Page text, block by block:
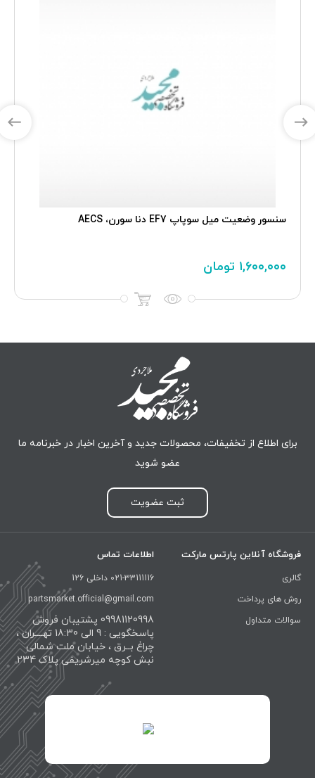
سنسور وضعيت ميل سوپاپ EF7 دنا سورن، AECS
۱,۶۰۰,۰۰۰ تومان
برای اطلاع از تخفیفات، محصولات جدید و آخرین اخبار در خبرنامه ما
عضو شوید
ثبت عضویت
فروشگاه آنلاین پارتس مارکت
گالری
روش های پرداخت
سوالات متداول
اطلاعات تماس
021-33111116 داخلی 126
partsmarket.official@gmail.com
09981120998 پشتیبان فروش
پاسخگویی : 9 الی 18:30 تهــــران ،
چراغ بــرق ، خیابان ملت شمالی
نبش کوچه میرشریفی پلاک 234